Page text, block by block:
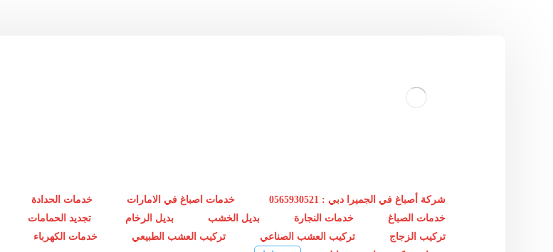
شركة أصباغ في الجميرا دبي : 0565930521 خدمات اصباغ في الامارات خدمات الحدادة
خدمات الصباغ
خدمات النجارة بديل الخشب بديل الرخام تجديد الحمامات
تركيب الزجاج
تركيب العشب الصناعي تركيب العشب الطبيعي خدمات الكهرباء